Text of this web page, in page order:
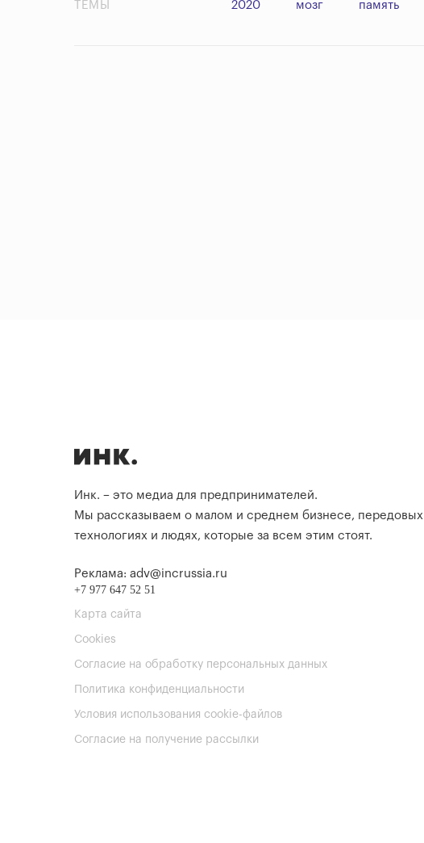
ТЕМЫ 2020 мозг память
Инк. – это медиа для предпринимателей.
Мы рассказываем о малом и среднем бизнесе, передовых
технологиях и людях, которые за всем этим стоят.
Реклама: adv@incrussia.ru
+7 977 647 52 51
Карта сайта
Cookies
Согласие на обработку персональных данных
Политика конфиденциальности
Условия использования cookie-файлов
Согласие на получение рассылки